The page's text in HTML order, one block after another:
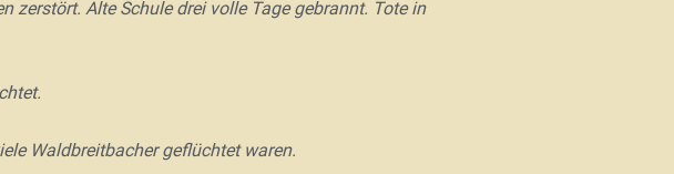
Alte Schule drei volle Tage gebrannt. Tote in
Waldbreitbacher geflüchtet waren.